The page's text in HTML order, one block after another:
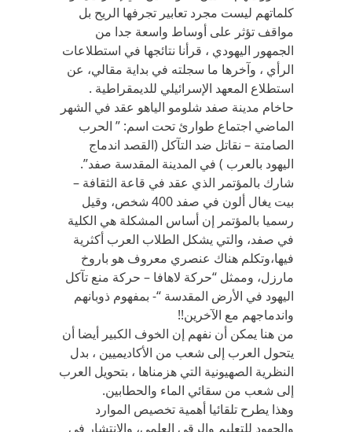
كلماتهم ليست مجرد تعابير تجرفها الريح بل
مواقف تؤثر على أوساط واسعة جدا من
الجمهور اليهودي ، قرأنا نتائجها في استطلاعات
الرأي ، وآخرها ما سجلته في بداية مقالي، عن
استطلاع المعهد الإسرائيلي للديمقراطية .
حاخام مدينة صفد شلومو الياهو عقد في الشهر
الماضي اجتماع طوارئ تحت اسم: ” الحرب
الصامتة – نقاتل ضد التآكل (القصد اندماج
اليهود بالعرب ) في المدينة المقدسة صفد”.
شارك بالمؤتمر الذي عقد في قاعة الثقافة –
بيت يغال ألون في صفد 400 شخص، وقيل
رسميا بالمؤتمر إن أساس المشكلة هي الكلية
في صفد، والتي يشكل الطلاب العرب أكثرية
فيها،وتكلم هناك عنصري معروف هو باروخ
مارزل، وممثل “حركة لاهافا – حركة منع تآكل
اليهود في الأرض المقدسة “- بمفهوم ذوبانهم
واندماجهم مع الآخرين!!
من هنا يمكن أن نفهم إن الخوف الكبير أيضا أن
يتحول العرب إلى شعب من الأكاديميين ، بدل
النظرية الصهيونية التي هزمناها ، بتحويل العرب
إلى شعب من سقائي الماء والحطابين.
وهذا يطرح تلقائيا أهمية تخصيص الموارد
والجهود للتعليم والرقي العلمي، والانتشار في